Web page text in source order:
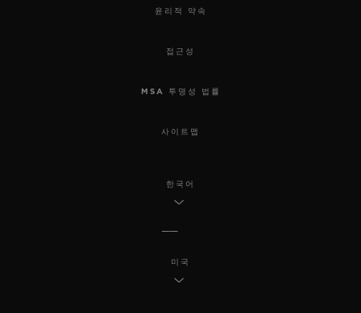
윤리적 약속
접근성
MSA 투명성 법률
사이트맵
한국어
미국